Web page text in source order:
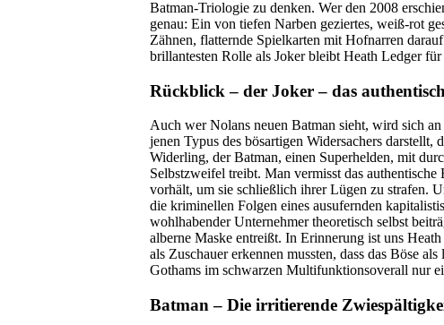
Batman-Triologie zu denken. Wer den 2008
genau: Ein von tiefen Narben geziertes, weiß-rot
Zähnen, flatternde Spielkarten mit Hofnarren
brillantesten Rolle als Joker bleibt Heath Ledger für
Rückblick – der Joker – das
Auch wer Nolans neuen Batman sieht, wird sich
jenen Typus des bösartigen Widersachers
Widerling, der Batman, einen Superhelden, mit
Selbstzweifel treibt. Man vermisst das
vorhält, um sie schließlich ihrer Lügen zu strafen.
die kriminellen Folgen eines ausufernden
wohlhabender Unternehmer theoretisch selbst
alberne Maske entreißt. In Erinnerung ist uns
als Zuschauer erkennen mussten, dass das Böse
Gothams im schwarzen Multifunktionsoverall nur
Batman – Die irritierende